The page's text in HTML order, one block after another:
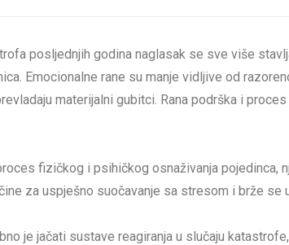
posljednjih godina naglasak se sve više
Emocionalne rane su manje vidljive od
materijalni gubitci. Rana podrška i
fizičkog i psihičkog osnaživanja pojedinca,
za uspješno suočavanje sa stresom i brže se
je jačati sustave reagiranja u slučaju